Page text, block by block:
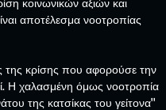
αποτέλεσμα νοοτροπίας
της κρίσης που αφορούσε την
Η χαλασμένη όμως νοοτροπία
της κατσίκας του γείτονα"